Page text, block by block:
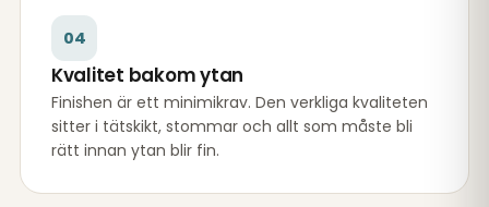
04
Kvalitet bakom ytan
Finishen är ett minimikrav. Den verkliga kvaliteten
sitter i tätskikt, stommar och allt som måste bli
rätt innan ytan blir fin.